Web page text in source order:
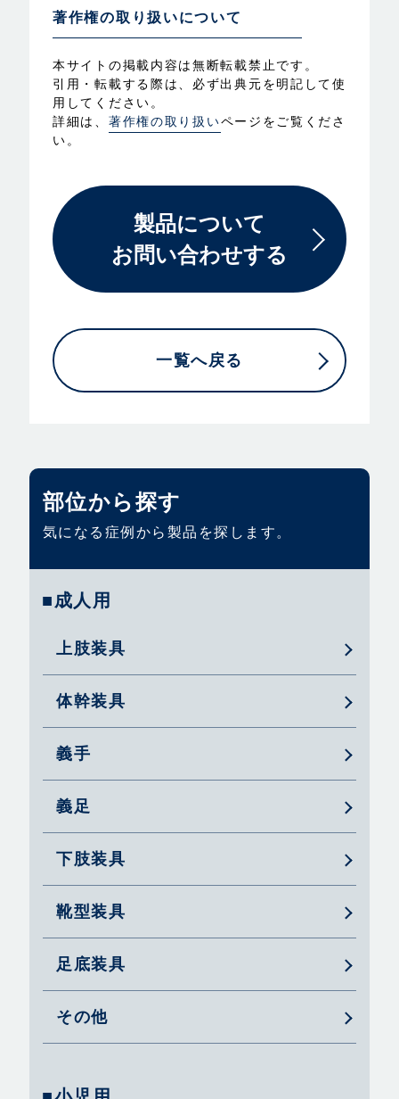
著作権の取り扱いについて
本サイトの掲載内容は無断転載禁止です。
引用・転載する際は、必ず出典元を明記して使
用してください。
詳細は、 著作権の取り扱いページをご覧くださ
い。
製品について
お問い合わせする
一覧へ戻る
部位から探す
気になる症例から製品を探します。
■成人用
上肢装具
体幹装具
義手
義足
下肢装具
靴型装具
足底装具
その他